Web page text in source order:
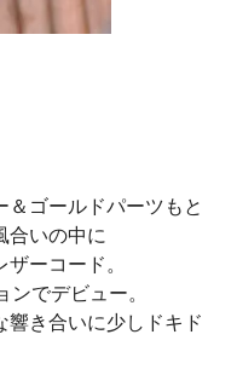
＆ゴールドパーツもと
合いの中に
ーコード。
でデビュー。
響き合いに少しドキド